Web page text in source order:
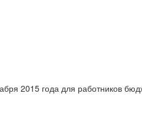
2015 года для работников